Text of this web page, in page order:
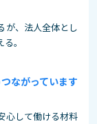
が、法人全体とし
。
ながっています
心して働ける材料